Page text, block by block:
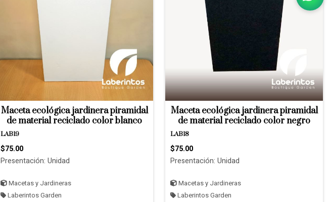
Maceta ecológica jardinera piramidal
de material reciclado color blanco
LAB19
$75.00
Presentación: Unidad
Macetas y Jardineras
Laberintos Garden
Maceta ecológica jardinera piramidal
de material reciclado color negro
LAB18
$75.00
Presentación: Unidad
Macetas y Jardineras
Laberintos Garden